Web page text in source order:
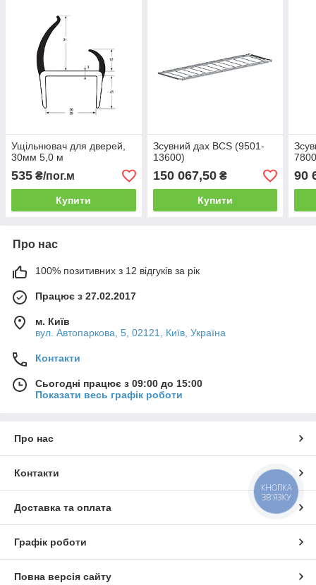
Ущільнювач для дверей,
30мм 5,0 м
535 ₴/пог.м
Купити
Зсувний дах BCS (9501-
13600)
150 067,50₴
Купити
90
Про нас
100% позитивних з 12 відгуків за рік
Працює з 27.02.2017
м. Київ
вул. Автопаркова, 5, 02121, Київ, Україна
Контакти
Сьогодні працює з 09:00 до 15:00
Показати весь графік роботи
Про нас
Контакти
Доставка та оплата
Графік роботи
Повна версія сайту
КНОПКА
ЗВ'ЯЗКУ